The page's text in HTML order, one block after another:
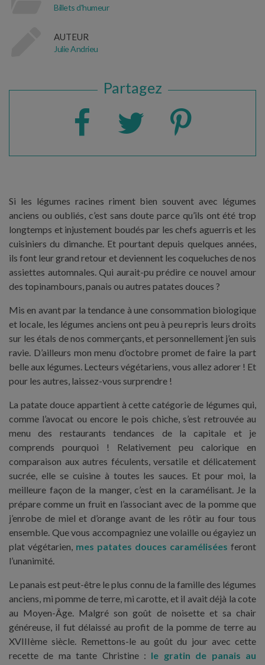
Billets d'humeur
AUTEUR
Julie Andrieu
Partagez
Si les légumes racines riment bien souvent avec légumes
anciens ou oubliés, c’est sans doute parce qu’ils ont été trop
longtemps et injustement boudés par les chefs aguerris et les
cuisiniers du dimanche. Et pourtant depuis quelques années,
ils font leur grand retour et deviennent les coqueluches de nos
assiettes automnales. Qui aurait-pu prédire ce nouvel amour
des topinambours, panais ou autres patates douces ?
Mis en avant par la tendance à une consommation biologique
et locale, les légumes anciens ont peu à peu repris leurs droits
sur les étals de nos commerçants, et personnellement j’en suis
ravie. D’ailleurs mon menu d’octobre promet de faire la part
belle aux légumes. Lecteurs végétariens, vous allez adorer ! Et
pour les autres, laissez-vous surprendre !
La patate douce appartient à cette catégorie de légumes qui,
comme l’avocat ou encore le pois chiche, s’est retrouvée au
menu des restaurants tendances de la capitale et je
comprends pourquoi ! Relativement peu calorique en
comparaison aux autres féculents, versatile et délicatement
sucrée, elle se cuisine à toutes les sauces. Et pour moi, la
meilleure façon de la manger, c’est en la caramélisant. Je la
prépare comme un fruit en l’associant avec de la pomme que
j’enrobe de miel et d’orange avant de les rôtir au four tous
ensemble. Que vous accompagniez une volaille ou égayiez un
plat végétarien, mes patates douces caramélisées feront
l’unanimité.
Le panais est peut-être le plus connu de la famille des légumes
anciens, mi pomme de terre, mi carotte, et il avait déjà la cote
au Moyen-Âge. Malgré son goût de noisette et sa chair
généreuse, il fut délaissé au profit de la pomme de terre au
XVIIIème siècle. Remettons-le au goût du jour avec cette
recette de ma tante Christine : le gratin de panais au